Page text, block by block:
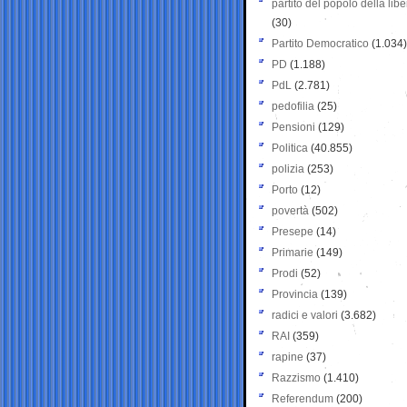
partito del popolo della
(30)
Partito Democratico (1.034)
PD (1.188)
PdL (2.781)
pedofilia (25)
Pensioni (129)
Politica (40.855)
polizia (253)
Porto (12)
povertà (502)
Presepe (14)
Primarie (149)
Prodi (52)
Provincia (139)
radici e valori (3.682)
RAI (359)
rapine (37)
Razzismo (1.410)
Referendum (200)